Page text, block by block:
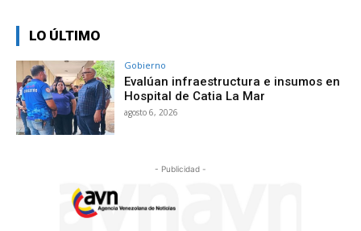
LO ÚLTIMO
Gobierno
Evalúan infraestructura e insumos en
Hospital de Catia La Mar
agosto 6, 2026
- Publicidad -